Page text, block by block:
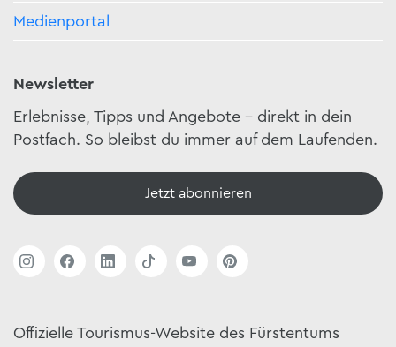
Medienportal
Newsletter
Erlebnisse, Tipps und Angebote – direkt in dein
Postfach. So bleibst du immer auf dem Laufenden.
Jetzt abonnieren
Offizielle Tourismus-Website des Fürstentums